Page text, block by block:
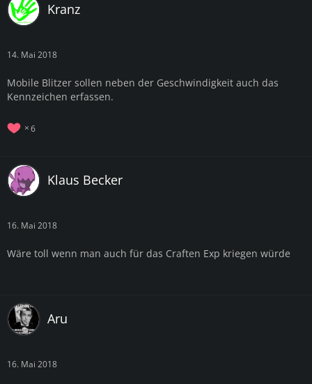
Kranz
14. Mai 2018
Mobile Blitzer sollen neben der Geschwindigkeit auch das
Kennzeichen erfassen.
6
Klaus Becker
16. Mai 2018
Wäre toll wenn man auch für das Craften Exp kriegen würde
Aru
16. Mai 2018